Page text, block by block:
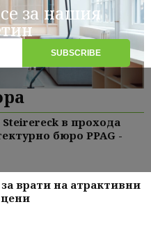
за нашия
в прохода
бюро PPAG -
врати на атрактивни